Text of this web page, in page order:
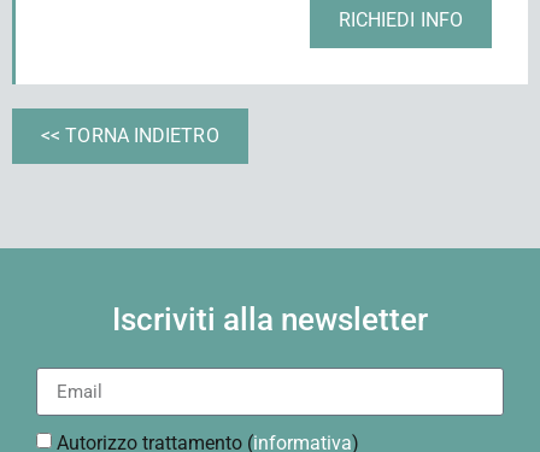
RICHIEDI INFO
<< TORNA INDIETRO
Iscriviti alla newsletter
Autorizzo trattamento (informativa)